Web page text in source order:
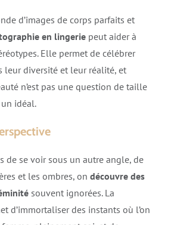
d’images de corps parfaits et
en lingerie peut aider à
Elle permet de célébrer
leur diversité et leur réalité, et
n’est pas une question de taille
idéal.
de se voir sous un autre angle, de
et les ombres, on découvre des
souvent ignorées. La
d’immortaliser des instants où l’on